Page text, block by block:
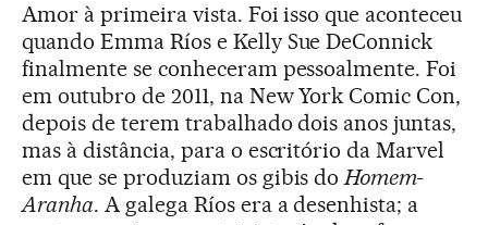
Amor à primeira vista. Foi isso que aconteceu
quando Emma Ríos e Kelly Sue DeConnick
finalmente se conheceram pessoalmente. Foi
em outubro de 2011, na New York Comic Con,
depois de terem trabalhado dois anos juntas,
mas à distância, para o escritório da Marvel
em que se produziam os gibis doHomem-
Aranha. A galega Ríos era a desenhista; a